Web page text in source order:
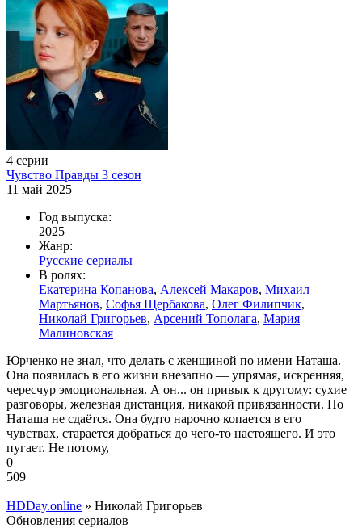
4 серии
Чувство Правды 3 сезон
11 май 2025
Год выпуска:
2025
Жанр:
Русские сериалы
В ролях:
Екатерина Копанова, Алексей Макаров, Михаил
Мартьянов, Софья Щербакова, Олег Филипчик,
Николай Григорьев, Арсений Тополага, Мария
Малиновская
Юрченко не знал, что делать с женщиной по имени Наташа.
Она появилась в его жизни внезапно — упрямая, искренняя,
чересчур эмоциональная. А он... он привык к другому: сухие
разговоры, железная дистанция, никакой привязанности. Но
Наташа не сдаётся. Она будто нарочно копается в его
чувствах, старается добраться до чего-то настоящего. И это
пугает. Не потому,
0
509
HDDay.online » Николай Григорьев
Обновления сериалов